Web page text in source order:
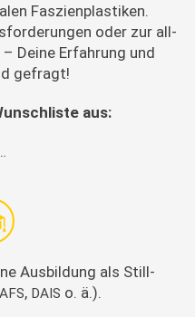
Faszienplastiken.
oder zur all­
Deine Erfahrung und
gefragt!
aus:
Aus­bil­dung als Still­
AFS, DAIS o. ä.).